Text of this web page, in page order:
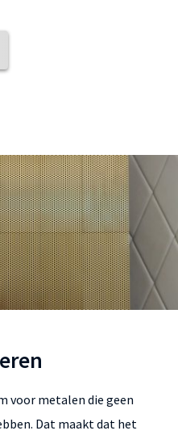
voor metalen die geen
Dat maakt dat het